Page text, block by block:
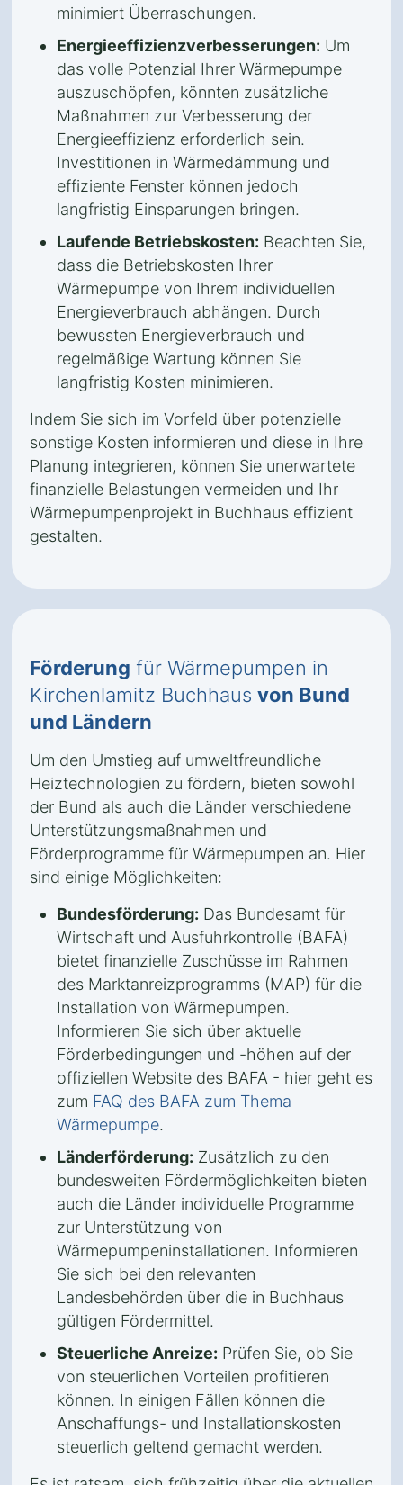
minimiert Überraschungen.
Energieeffizienzverbesserungen: Um
das volle Potenzial Ihrer Wärmepumpe
auszuschöpfen, könnten zusätzliche
Maßnahmen zur Verbesserung der
Energieeffizienz erforderlich sein.
Investitionen in Wärmedämmung und
effiziente Fenster können jedoch
langfristig Einsparungen bringen.
Laufende Betriebskosten: Beachten Sie,
dass die Betriebskosten Ihrer
Wärmepumpe von Ihrem individuellen
Energieverbrauch abhängen. Durch
bewussten Energieverbrauch und
regelmäßige Wartung können Sie
langfristig Kosten minimieren.
Indem Sie sich im Vorfeld über potenzielle
sonstige Kosten informieren und diese in Ihre
Planung integrieren, können Sie unerwartete
finanzielle Belastungen vermeiden und Ihr
Wärmepumpenprojekt in Buchhaus effizient
gestalten.
Förderung für Wärmepumpen in
Kirchenlamitz Buchhaus von Bund
und Ländern
Um den Umstieg auf umweltfreundliche
Heiztechnologien zu fördern, bieten sowohl
der Bund als auch die Länder verschiedene
Unterstützungsmaßnahmen und
Förderprogramme für Wärmepumpen an. Hier
sind einige Möglichkeiten:
Bundesförderung: Das Bundesamt für
Wirtschaft und Ausfuhrkontrolle (BAFA)
bietet finanzielle Zuschüsse im Rahmen
des Marktanreizprogramms (MAP) für die
Installation von Wärmepumpen.
Informieren Sie sich über aktuelle
Förderbedingungen und -höhen auf der
offiziellen Website des BAFA - hier geht es
zum FAQ des BAFA zum Thema
Wärmepumpe.
Länderförderung: Zusätzlich zu den
bundesweiten Fördermöglichkeiten bieten
auch die Länder individuelle Programme
zur Unterstützung von
Wärmepumpeninstallationen. Informieren
Sie sich bei den relevanten
Landesbehörden über die in Buchhaus
gültigen Fördermittel.
Steuerliche Anreize: Prüfen Sie, ob Sie
von steuerlichen Vorteilen profitieren
können. In einigen Fällen können die
Anschaffungs- und Installationskosten
steuerlich geltend gemacht werden.